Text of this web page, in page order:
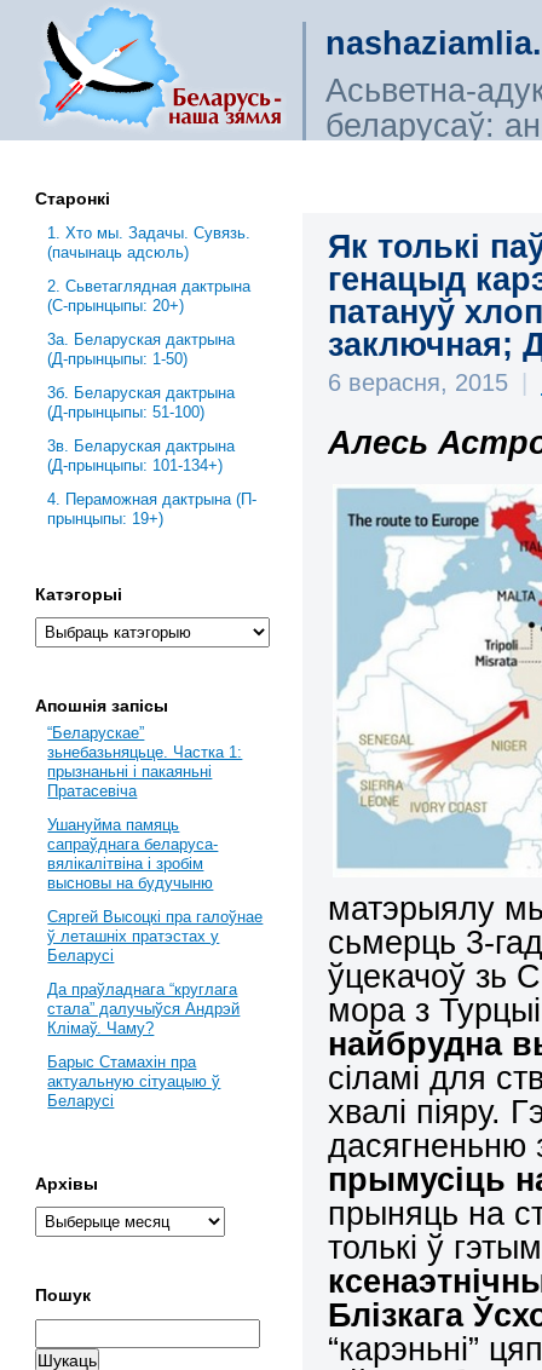
Асьветна-
беларусаў:
Як толькі
генацыд
патануў
заключная;
6 верасня, 2015 |
Алесь
матэрыялу
сьмерць 3-
ўцекачоў зь
мора з
найбрудна
сіламі для
хвалі піяру.
дасягненьню
прымусіць
прыняць на
толькі ў
Блізкага
“карэньні”
Старонкі
1. Хто мы. Задачы. Сувязь.
(пачынаць адсюль)
2. Сьветаглядная дактрына
(С-прынцыпы: 20+)
3a. Беларуская дактрына
(Д-прынцыпы: 1-50)
3б. Беларуская дактрына
(Д-прынцыпы: 51-100)
3в. Беларуская дактрына
(Д-прынцыпы: 101-134+)
4. Пераможная дактрына (П-
прынцыпы: 19+)
Катэгорыі
Апошнія запісы
“Беларускае”
зьнебазьняцьце. Частка 1:
прызнаньні і пакаяньні
Пратасевіча
Ушануйма памяць
сапраўднага беларуса-
вялікалітвіна і зробім
высновы на будучыню
Сяргей Высоцкі пра галоўнае
ў леташніх пратэстах у
Беларусі
Да праўладнага “круглага
стала” далучыўся Андрэй
Клімаў. Чаму?
Барыс Стамахін пра
актуальную сітуацыю ў
Беларусі
Архівы
Пошук